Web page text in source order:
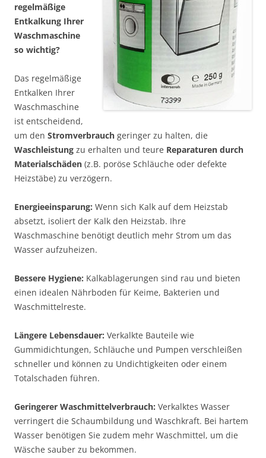
regelmäßige
Entkalkung Ihrer
Waschmaschine
so wichtig?
Das regelmäßige
Entkalken Ihrer
Waschmaschine
ist entscheidend,
um den Stromverbrauch geringer zu halten, die
Waschleistung zu erhalten und teure Reparaturen durch
Materialschäden (z.B. poröse Schläuche oder defekte
Heizstäbe) zu verzögern.
Energieeinsparung: Wenn sich Kalk auf dem Heizstab
absetzt, isoliert der Kalk den Heizstab. Ihre
Waschmaschine benötigt deutlich mehr Strom um das
Wasser aufzuheizen.
Bessere Hygiene: Kalkablagerungen sind rau und bieten
einen idealen Nährboden für Keime, Bakterien und
Waschmittelreste.
Längere Lebensdauer: Verkalkte Bauteile wie
Gummidichtungen, Schläuche und Pumpen verschleißen
schneller und können zu Undichtigkeiten oder einem
Totalschaden führen.
Geringerer Waschmittelverbrauch: Verkalktes Wasser
verringert die Schaumbildung und Waschkraft. Bei hartem
Wasser benötigen Sie zudem mehr Waschmittel, um die
Wäsche sauber zu bekommen.